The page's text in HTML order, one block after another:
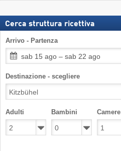
Cerca struttura ricettiva
Arrivo - Partenza
sab 15 ago – sab 22 ago
Destinazione - scegliere
Adulti Bambini Camere